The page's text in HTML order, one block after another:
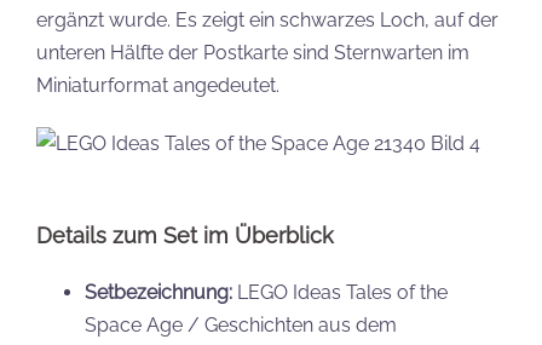
ergänzt wurde. Es zeigt ein schwarzes Loch, auf der
unteren Hälfte der Postkarte sind Sternwarten im
Miniaturformat angedeutet.
Details zum Set im Überblick
Setbezeichnung: LEGO Ideas Tales of the
Space Age / Geschichten aus dem